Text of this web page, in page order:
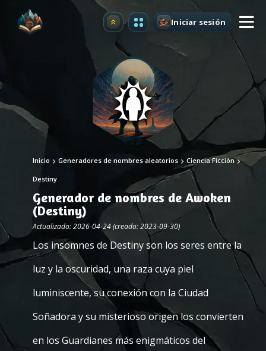
Mejorar Iniciar sesión
Inicio Generadores de nombres aleatorios Ciencia Ficción
Destiny
Generador de nombres de Awoken
(Destiny)
Actualizado: 2026-04-24 (creado: 2023-09-30)
Los insomnes de Destiny son los seres entre la
luz y la oscuridad, una raza cuya piel
luminiscente, su conexión con la Ciudad
Soñadora y su misterioso origen los convierten
en los Guardianes más enigmáticos del